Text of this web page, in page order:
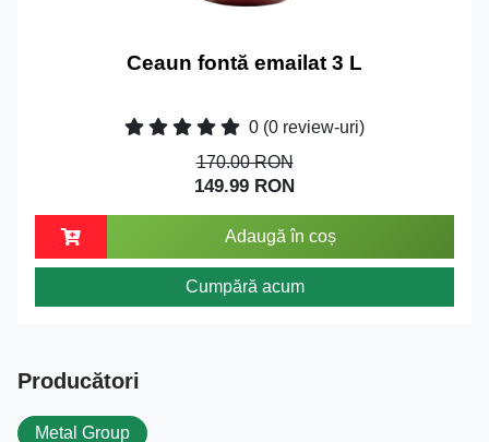
Ceaun fontă emailat 3 L
0 (0 review-uri)
170.00 RON
149.99 RON
Adaugă în coș
Cumpără acum
Producători
Metal Group